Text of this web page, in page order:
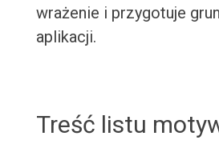
wrażenie i przygotuje
aplikacji.
Treść listu